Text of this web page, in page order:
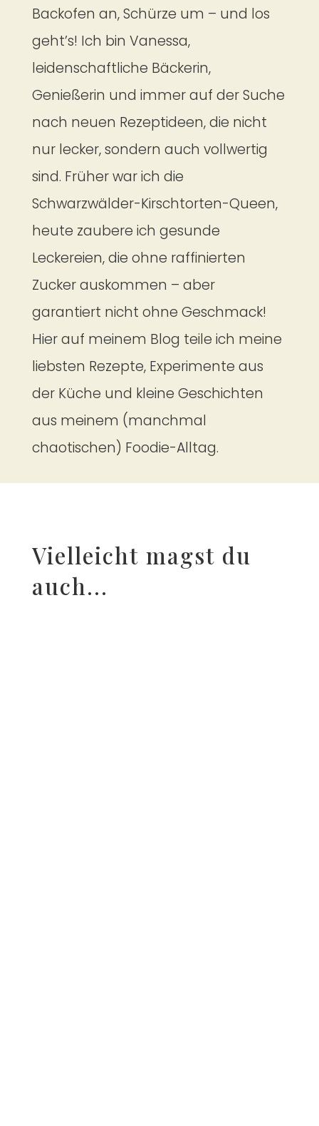
Backofen an, Schürze um – und los
geht’s! Ich bin Vanessa,
leidenschaftliche Bäckerin,
Genießerin und immer auf der Suche
nach neuen Rezeptideen, die nicht
nur lecker, sondern auch vollwertig
sind. Früher war ich die
Schwarzwälder-Kirschtorten-Queen,
heute zaubere ich gesunde
Leckereien, die ohne raffinierten
Zucker auskommen – aber
garantiert nicht ohne Geschmack!
Hier auf meinem Blog teile ich meine
liebsten Rezepte, Experimente aus
der Küche und kleine Geschichten
aus meinem (manchmal
chaotischen) Foodie-Alltag.
Vielleicht magst du
auch...